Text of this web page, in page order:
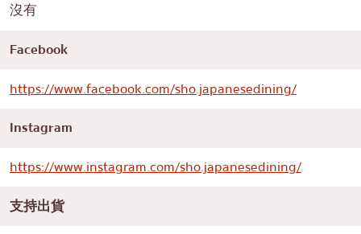
沒有
Facebook
https://www.facebook.com/sho.japanesedining/
Instagram
https://www.instagram.com/sho.japanesedining/
支持出貨